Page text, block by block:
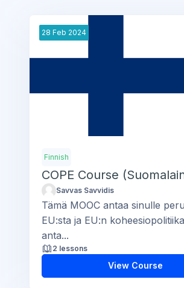
28 Feb 2024
Finnish
COPE Course
Savvas Savvidis
Tämä MOOC antaa sinulle
EU:sta ja EU:n
anta...
2 lessons
View Course